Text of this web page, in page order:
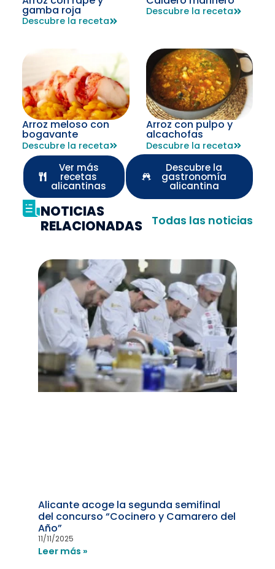
gamba roja
Descubre la receta
Descubre la receta
Arroz meloso con
bogavante
Descubre la receta
Arroz con pulpo y
alcachofas
Descubre la receta
Descubre la
gastronomía
alicantina
Ver más
recetas
alicantinas
NOTICIAS
RELACIONADAS
Todas las noticias
Alicante acoge la segunda semifinal
del concurso “Cocinero y Camarero del
Año”
11/11/2025
Leer más »